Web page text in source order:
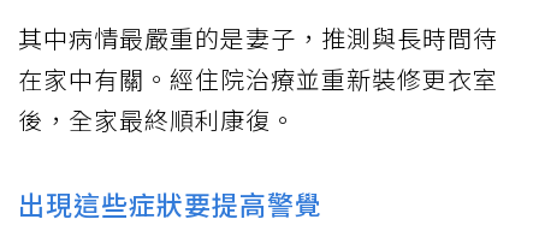
其中病情最嚴重的是妻子，推測與長時間待
在家中有關。經住院治療並重新裝修更衣室
後，全家最終順利康復。
出現這些症狀要提高警覺